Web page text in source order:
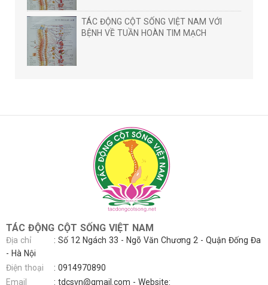
TÁC ĐỘNG CỘT SỐNG VIỆT NAM VỚI
BỆNH VỀ TUẦN HOÀN TIM MẠCH
TÁC ĐỘNG CỘT SỐNG VIỆT NAM
Địa chỉ
: Số 12 Ngách 33 - Ngõ Văn Chương 2 - Quận Đống Đa
- Hà Nội
Điện thoại
: 0914970890
Email
: tdcsvn@gmail.com - Website: